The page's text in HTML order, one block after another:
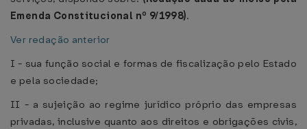
Emenda Constitucional nº 9/1998).
Ver redação anterior
I - sua função social e formas de fiscalização pelo Estado
e pela sociedade;
II - a sujeição ao regime jurídico próprio das empresas
privadas, inclusive quanto aos direitos e obrigações civis,